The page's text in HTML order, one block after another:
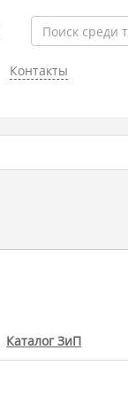
Контакты
Каталог ЗиП